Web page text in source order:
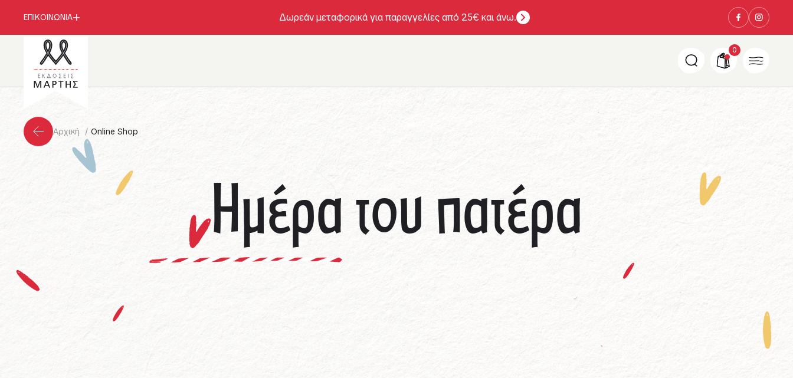
ΕΠΙΚΟΙΝΩΝΙΑ Δωρεάν μεταφορικά για παραγγελίες από 25€ και άνω.
0
Αρχική Online Shop
Ημέρα του πατέρα